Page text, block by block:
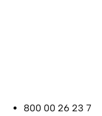
800 00 26 23 7